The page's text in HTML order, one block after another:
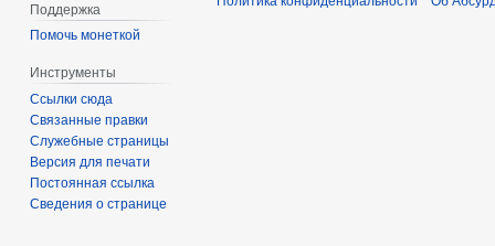
Поддержка
Помочь монеткой
Инструменты
Ссылки сюда
Связанные правки
Служебные страницы
Версия для печати
Постоянная ссылка
Сведения о странице